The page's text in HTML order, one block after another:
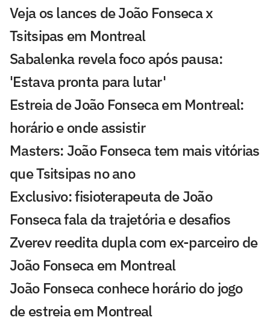
Veja os lances de João Fonseca x
Tsitsipas em Montreal
Sabalenka revela foco após pausa:
'Estava pronta para lutar'
Estreia de João Fonseca em Montreal:
horário e onde assistir
Masters: João Fonseca tem mais vitórias
que Tsitsipas no ano
Exclusivo: fisioterapeuta de João
Fonseca fala da trajetória e desafios
Zverev reedita dupla com ex-parceiro de
João Fonseca em Montreal
João Fonseca conhece horário do jogo
de estreia em Montreal